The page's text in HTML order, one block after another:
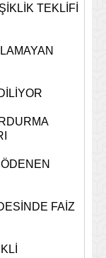
TEKLİFİ
FAİZ